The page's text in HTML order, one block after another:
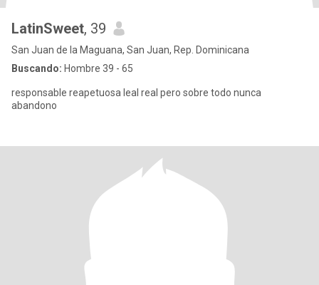
LatinSweet, 39
San Juan de la Maguana, San Juan, Rep. Dominicana
Buscando: Hombre 39 - 65
responsable reapetuosa leal real pero sobre todo nunca
abandono